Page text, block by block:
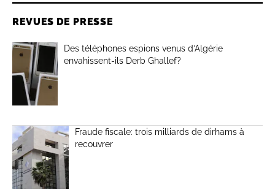
REVUES DE PRESSE
Des téléphones espions venus d’Algérie
envahissent-ils Derb Ghallef?
Fraude fiscale: trois milliards de dirhams à
recouvrer